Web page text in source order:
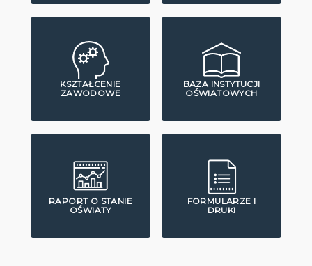
KSZTAŁCENIE
ZAWODOWE
BAZA INSTYTUCJI
OŚWIATOWYCH
RAPORT O STANIE
OŚWIATY
FORMULARZE I
DRUKI